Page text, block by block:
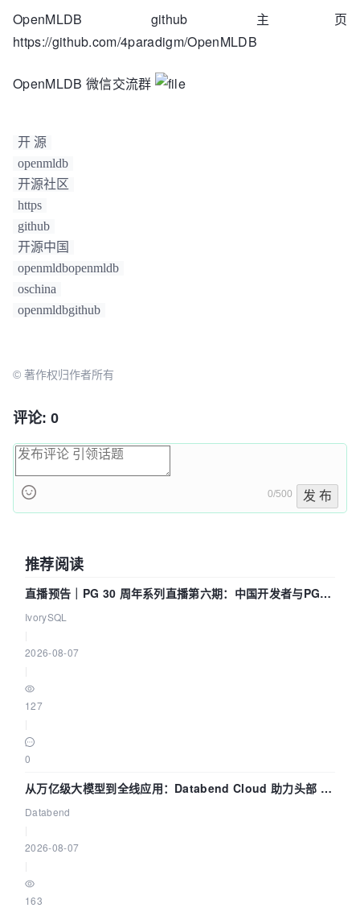
OpenMLDB github 主页
https://github.com/4paradigm/OpenMLDB
OpenMLDB 微信交流群
开 源
openmldb
开源社区
https
github
开源中国
openmldbopenmldb
oschina
openmldbgithub
© 著作权归作者所有
评论: 0
0/500 发 布
推荐阅读
直播预告｜PG 30 周年系列直播第六期：中国开发者与PG内
核——我们改得动吗？我们贡献了什么？
IvorySQL
2026-08-07
127
0
从万亿级大模型到全线应用：Databend Cloud 助力头部 AI
企业构建全链路 Trace 数据管道
Databend
2026-08-07
163